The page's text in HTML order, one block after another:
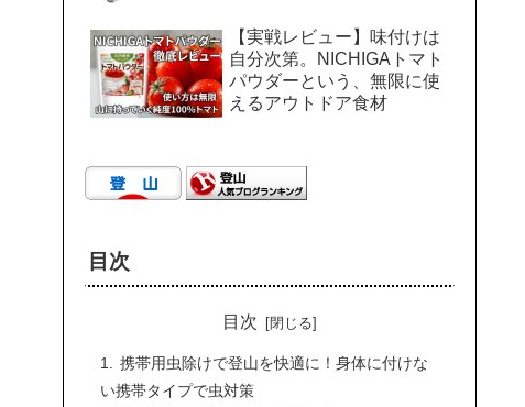
【実戦レビュー】味付けは
自分次第。NICHIGAトマト
パウダーという、無限に使
えるアウトドア食材
目次
目次
携帯用虫除けで登山を快適に！身体に付けな
い携帯タイプで虫対策